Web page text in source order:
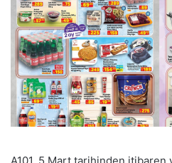
A101, 5 Mart tarihinden itibaren